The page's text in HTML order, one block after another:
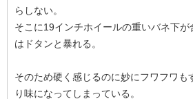
らしない。
そこに19インチホイールの重いバネ下が
はドタンと暴れる。
そのため硬く感じるのに妙にフワフワも
り味になってしまっている。